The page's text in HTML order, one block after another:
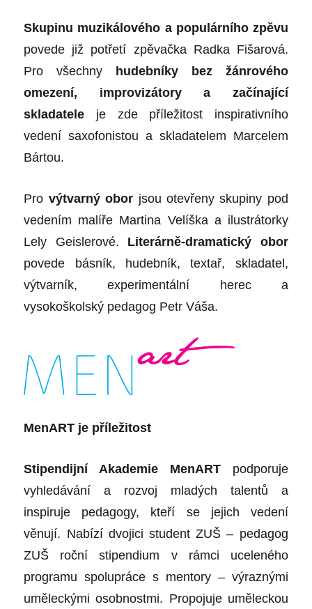
Skupinu muzikálového a populárního zpěvu
povede již potřetí zpěvačka Radka Fišarová.
Pro všechny
hudebníky bez žánrového
omezení, improvizátory a začínající
skladatele je zde příležitost inspirativního
vedení saxofonistou a skladatelem Marcelem
Bártou.
Pro výtvarný obor jsou otevřeny skupiny pod
vedením malíře Martina Velíška a ilustrátorky
Lely Geislerové. Literárně-dramatický obor
povede básník, hudebník, textař, skladatel,
výtvarník, experimentální herec a
vysokoškolský pedagog Petr Váša.
MenART je příležitost
Stipendijní Akademie MenART podporuje
vyhledávání a rozvoj mladých talentů a
inspiruje pedagogy, kteří se jejich vedení
věnují. Nabízí dvojici student ZUŠ – pedagog
ZUŠ roční stipendium v rámci uceleného
programu spolupráce s mentory – výraznými
uměleckými osobnostmi. Propojuje uměleckou